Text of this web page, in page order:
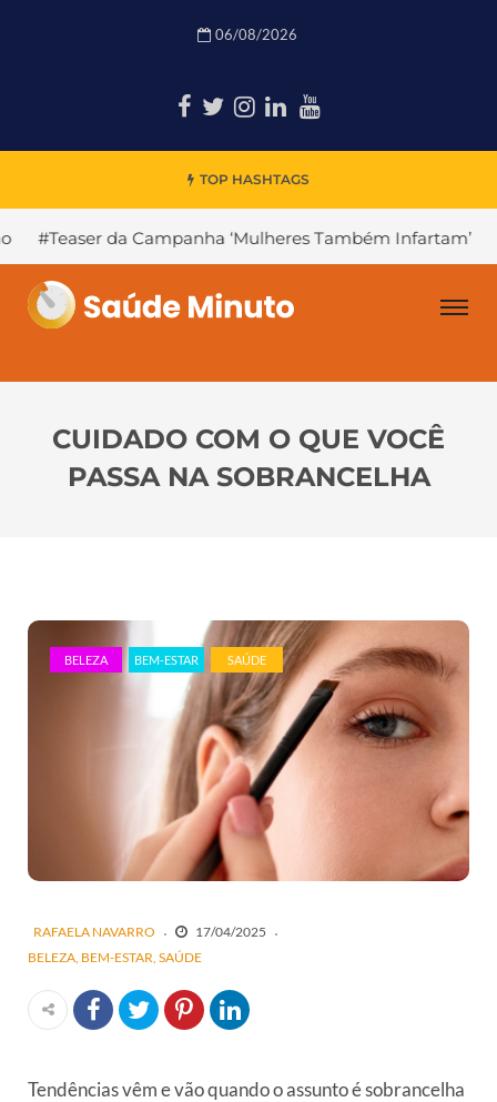
06/08/2026
TOP HASHTAGS
Campanha ‘Mulheres Também Infartam’ #Declínio
CUIDADO COM O QUE VOCÊ
PASSA NA SOBRANCELHA
BELEZA BEM-ESTAR SAÚDE
RAFAELA NAVARRO
17/04/2025
BELEZA BEM-ESTAR SAÚDE
Tendências vêm e vão quando o assunto é sobrancelha